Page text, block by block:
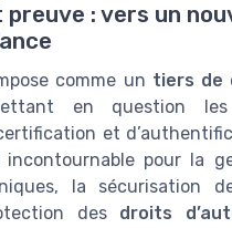
: vers un
comme un tiers de
en question les
et
incontournable pour la
la sécurisation
des droits